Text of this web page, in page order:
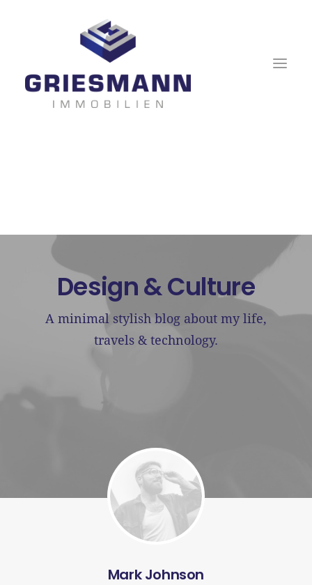
Design & Culture
A minimal stylish blog about my life,
travels & technology.
Mark Johnson